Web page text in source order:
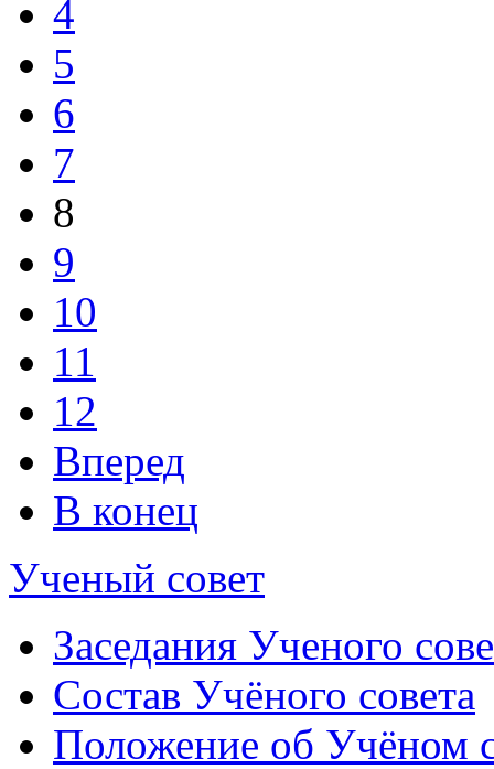
4
5
6
7
8
9
10
11
12
Вперед
В конец
Ученый совет
Заседания Ученого
Состав Учёного совета
Положение об Учёном